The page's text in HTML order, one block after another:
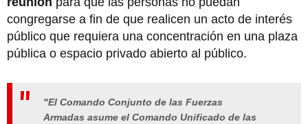
congregarse a fin de que realicen un acto de interés
público que requiera una concentración en una plaza
pública o espacio privado abierto al público.
"El Comando Conjunto de las Fuerzas
Armadas asume el Comando Unificado de las